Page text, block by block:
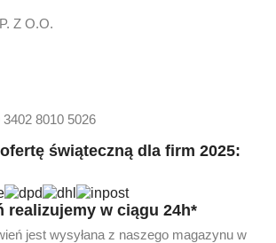
Z O.O.
3402 8010 5026
świąteczną dla firm 2025:
realizujemy w ciągu 24h*
jest wysyłana z naszego magazynu w